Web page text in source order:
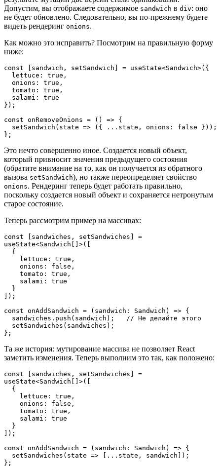
Допустим, вы отображаете содержимое sandwich в div: оно
не будет обновлено. Следовательно, вы по-прежнему будете
видеть рендеринг onions.
Как можно это исправить? Посмотрим на правильную форму
ниже:
const [sandwich, setSandwich] = useState<Sandwich>({
  lettuce: true,
  onions: true,
  tomato: true,
  salami: true
});
const onRemoveOnions = () => {
  setSandwich(state => ({ ...state, onions: false }));
};
Это нечто совершенно иное. Создается новый объект,
который привносит значения предыдущего состояния
(обратите внимание на то, как он получается из обратного
вызова setSandwich), но также переопределяет свойство
onions. Рендеринг теперь будет работать правильно,
поскольку создается новый объект и сохраняется нетронутым
старое состояние.
Теперь рассмотрим пример на массивах:
const [sandwiches, setSandwiches] =
useState<Sandwich[]>([
  {
    lettuce: true,
    onions: false,
    tomato: true,
    salami: true
  }
]);
const onAddSandwich = (sandwich: Sandwich) => {
  sandwiches.push(sandwich);   // Не делайте этого
  setSandwiches(sandwiches);
};
Та же история: мутирование массива не позволяет React
заметить изменения. Теперь выполним это так, как положено:
const [sandwiches, setSandwiches] =
useState<Sandwich[]>([
  {
    lettuce: true,
    onions: false,
    tomato: true,
    salami: true
  }
]);
const onAddSandwich = (sandwich: Sandwich) => {
  setSandwiches(state => [...state, sandwich]);
};